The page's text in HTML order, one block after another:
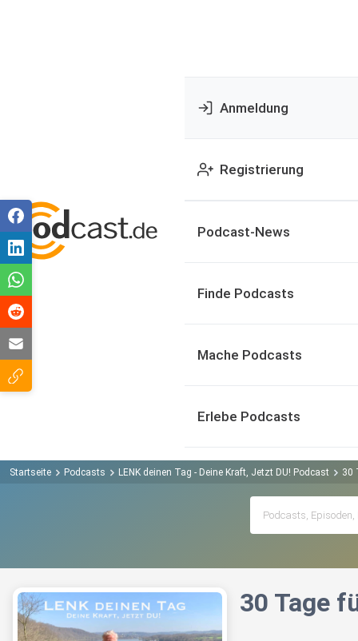
Anmeldung
Registrierung
Podcast-News
Finde Podcasts
Mache Podcasts
Erlebe Podcasts
Startseite Podcasts LENK deinen Tag - Deine Kraft, Jetzt DU! Podcast 30
30 Tage